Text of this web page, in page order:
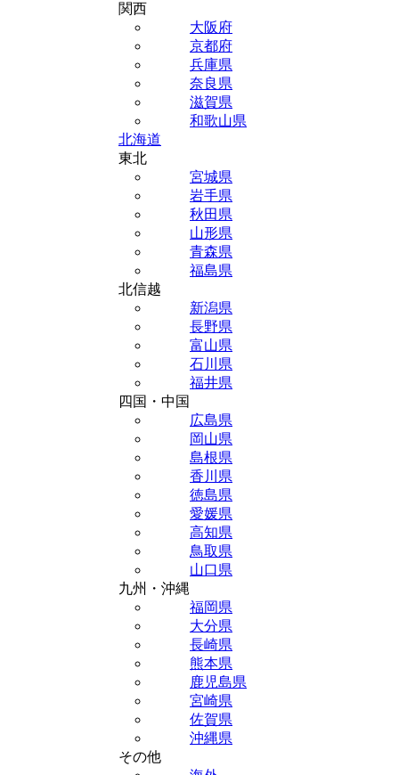
関西
大阪府
京都府
兵庫県
奈良県
滋賀県
和歌山県
北海道
東北
宮城県
岩手県
秋田県
山形県
青森県
福島県
北信越
新潟県
長野県
富山県
石川県
福井県
四国・中国
広島県
岡山県
島根県
香川県
徳島県
愛媛県
高知県
鳥取県
山口県
九州・沖縄
福岡県
大分県
長崎県
熊本県
鹿児島県
宮崎県
佐賀県
沖縄県
その他